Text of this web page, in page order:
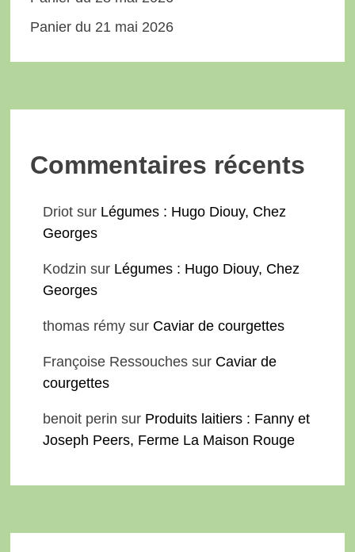
Panier du 21 mai 2026
Commentaires récents
Driot sur Légumes : Hugo Diouy, Chez
Georges
Kodzin sur Légumes : Hugo Diouy, Chez
Georges
thomas rémy sur Caviar de courgettes
Françoise Ressouches sur Caviar de
courgettes
benoit perin sur Produits laitiers : Fanny et
Joseph Peers, Ferme La Maison Rouge